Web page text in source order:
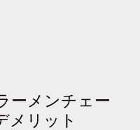
ーメンチェー
メリット